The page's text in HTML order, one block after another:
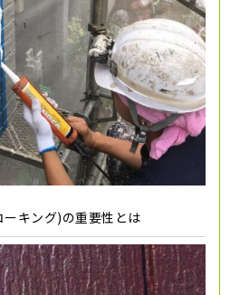
キング)の重要性とは